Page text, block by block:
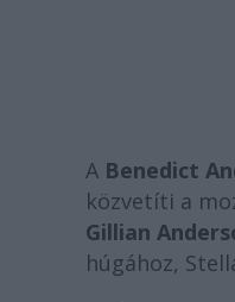
A Benedict
közvetíti a
Gillian
húgához,